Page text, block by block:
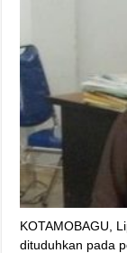
KOTAMOBAGU,
dituduhkan pada